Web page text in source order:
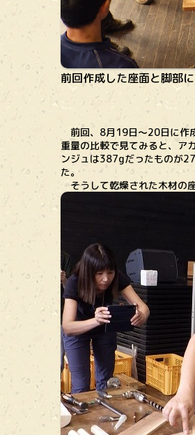
前回作成した座面と脚部
前回、8月19日～20日に作
重量の比較で見てみると、
ンジュは387gだったものが
た。
そうして乾燥された木材の